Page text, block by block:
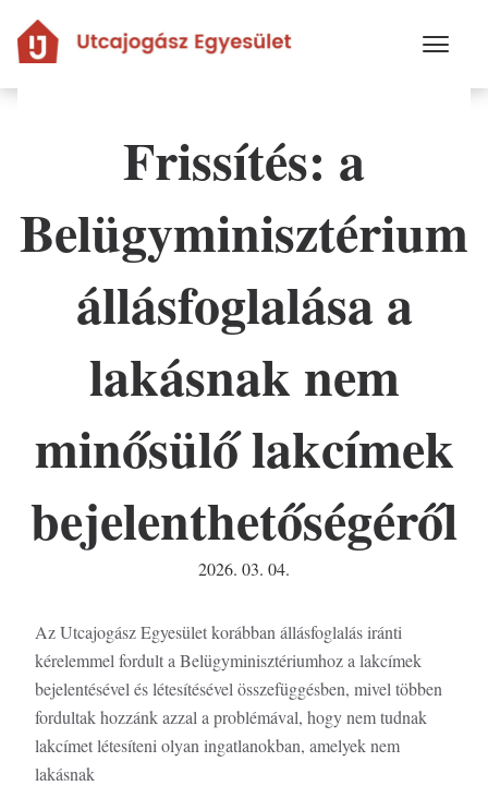
tartalomra
Frissítés: a
Belügyminisztérium
állásfoglalása a
lakásnak nem
minősülő lakcímek
bejelenthetőségéről
2026. 03. 04.
Az Utcajogász Egyesület korábban állásfoglalás iránti
kérelemmel fordult a Belügyminisztériumhoz a lakcímek
bejelentésével és létesítésével összefüggésben, mivel többen
fordultak hozzánk azzal a problémával, hogy nem tudnak
lakcímet létesíteni olyan ingatlanokban, amelyek nem
lakásnak